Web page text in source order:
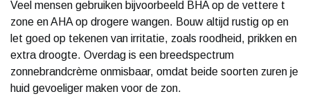
Veel mensen gebruiken bijvoorbeeld BHA op de vettere t
zone en AHA op drogere wangen. Bouw altijd rustig op en
let goed op tekenen van irritatie, zoals roodheid, prikken en
extra droogte. Overdag is een breedspectrum
zonnebrandcrème onmisbaar, omdat beide soorten zuren je
huid gevoeliger maken voor de zon.